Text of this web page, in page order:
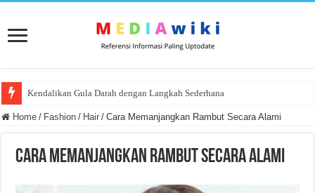
Kendalikan Gula Darah dengan Langkah Sederhana
Home / Fashion / Hair / Cara Memanjangkan Rambut Secara Alami
Cara Memanjangkan Rambut Secara Alami